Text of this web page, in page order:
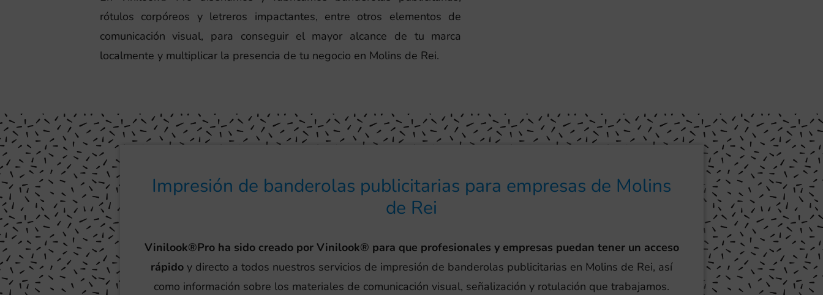
rótulos corpóreos y letreros impactantes, entre otros elementos de
comunicación visual, para conseguir el mayor alcance de tu marca
localmente y multiplicar la presencia de tu negocio en Molins de Rei.
Impresión de banderolas publicitarias para empresas de Molins
de Rei
Vinilook®Pro ha sido creado por Vinilook® para que profesionales y empresas puedan tener un acceso
rápido y directo a todos nuestros servicios de impresión de banderolas publicitarias en Molins de Rei, así
como información sobre los materiales de comunicación visual, señalización y rotulación que trabajamos.